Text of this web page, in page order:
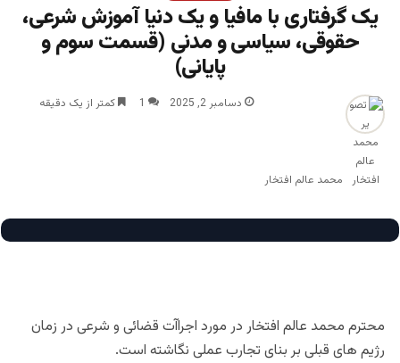
یک گرفتاری با مافیا و یک دنیا آموزش شرعی،
حقوقی، سیاسی و مدنی (قسمت سوم و
پایانی)‎
محمد عالم افتخار
دسامبر 2, 2025 1 کمتر از یک دقیقه
محترم محمد عالم افتخار در مورد اجراآت قضائی و شرعی در زمان
رژیم های قبلی بر بنای تجارب عملی نگاشته است.